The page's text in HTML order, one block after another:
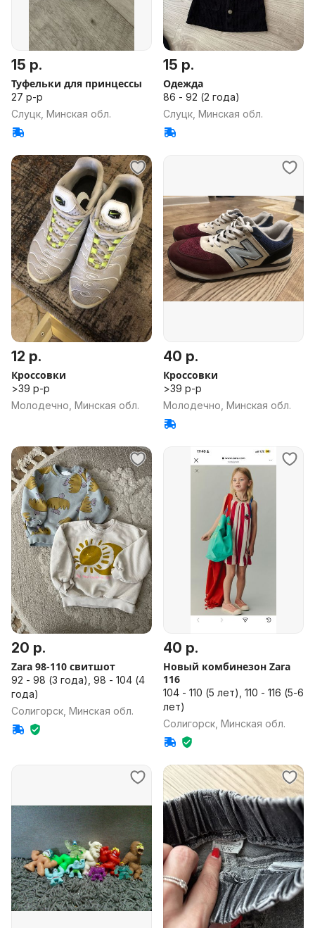
15 р.
Туфельки для принцессы
27 р-р
Слуцк, Минская обл.
15 р.
Одежда
86 - 92 (2 года)
Слуцк, Минская обл.
12 р.
Кроссовки
>39 р-р
Молодечно, Минская обл.
40 р.
Кроссовки
>39 р-р
Молодечно, Минская обл.
20 р.
Zara 98-110 свитшот
92 - 98 (3 года), 98 - 104 (4
года)
Солигорск, Минская обл.
40 р.
Новый комбинезон Zara
116
104 - 110 (5 лет), 110 - 116 (5-6
лет)
Солигорск, Минская обл.